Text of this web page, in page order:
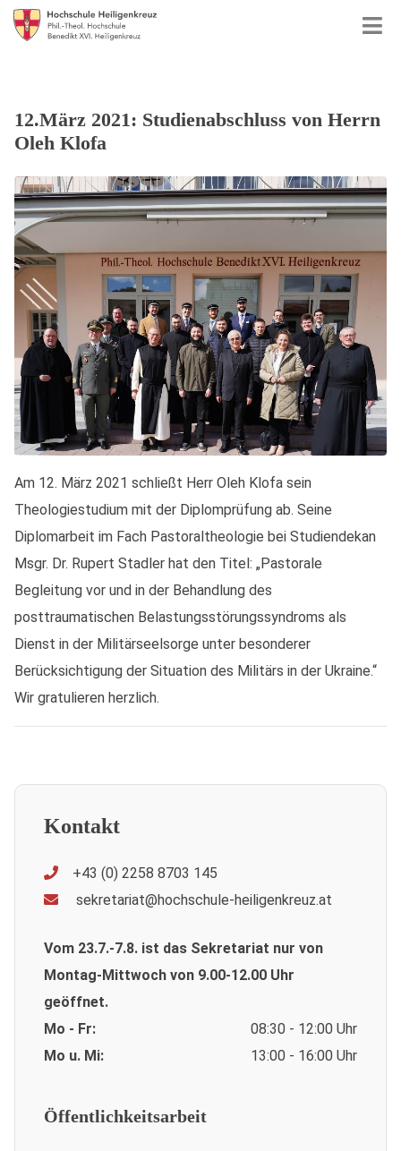
12.März 2021: Studienabschluss von Herrn
Oleh Klofa
Am 12. März 2021 schließt Herr Oleh Klofa sein
Theologiestudium mit der Diplomprüfung ab. Seine
Diplomarbeit im Fach Pastoraltheologie bei Studiendekan
Msgr. Dr. Rupert Stadler hat den Titel: „Pastorale
Begleitung vor und in der Behandlung des
posttraumatischen Belastungsstörungssyndroms als
Dienst in der Militärseelsorge unter besonderer
Berücksichtigung der Situation des Militärs in der Ukraine.“
Wir gratulieren herzlich.
Kontakt
+43 (0) 2258 8703 145
sekretariat@hochschule-heiligenkreuz.at
Vom 23.7.-7.8. ist das Sekretariat nur von
Montag-Mittwoch von 9.00-12.00 Uhr
geöffnet.
Mo - Fr:
08:30 - 12:00 Uhr
Mo u. Mi:
13:00 - 16:00 Uhr
Öffentlichkeitsarbeit